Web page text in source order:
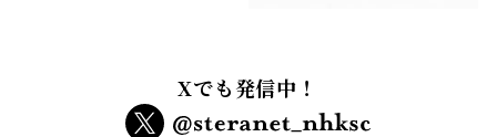
Xでも発信中！